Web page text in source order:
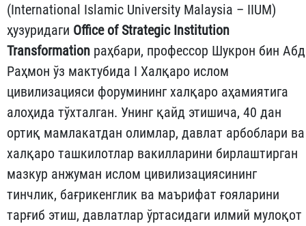
(International Islamic University Malaysia – IIUM)
ҳузуридаги Office of Strategic Institution
Transformation раҳбари, профессор Шукрон бин Абд
Раҳмон ўз мактубида I Халқаро ислом
цивилизацияси форумининг халқаро аҳамиятига
алоҳида тўхталган. Унинг қайд этишича, 40 дан
ортиқ мамлакатдан олимлар, давлат арбоблари ва
халқаро ташкилотлар вакилларини бирлаштирган
мазкур анжуман ислом цивилизациясининг
тинчлик, бағрикенглик ва маърифат ғояларини
тарғиб этиш, давлатлар ўртасидаги илмий мулоқот